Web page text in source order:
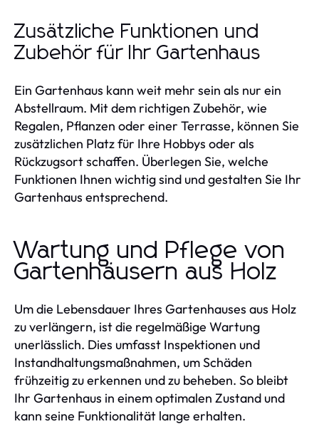
Zusätzliche Funktionen und
Zubehör für Ihr Gartenhaus
Ein Gartenhaus kann weit mehr sein als nur ein
Abstellraum. Mit dem richtigen Zubehör, wie
Regalen, Pflanzen oder einer Terrasse, können Sie
zusätzlichen Platz für Ihre Hobbys oder als
Rückzugsort schaffen. Überlegen Sie, welche
Funktionen Ihnen wichtig sind und gestalten Sie Ihr
Gartenhaus entsprechend.
Wartung und Pflege von
Gartenhäusern aus Holz
Um die Lebensdauer Ihres Gartenhauses aus Holz
zu verlängern, ist die regelmäßige Wartung
unerlässlich. Dies umfasst Inspektionen und
Instandhaltungsmaßnahmen, um Schäden
frühzeitig zu erkennen und zu beheben. So bleibt
Ihr Gartenhaus in einem optimalen Zustand und
kann seine Funktionalität lange erhalten.